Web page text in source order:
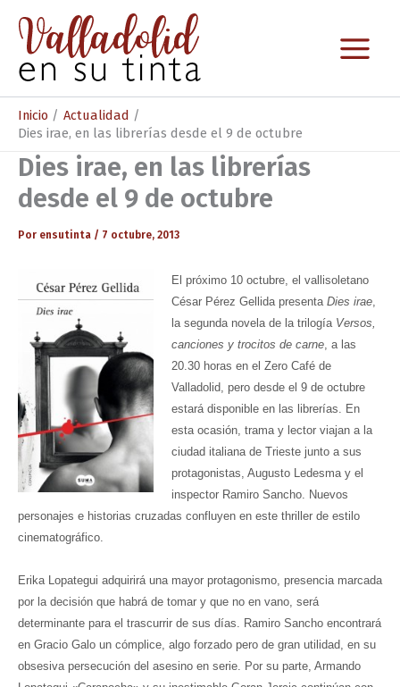
contenido
Inicio
Actualidad
Dies irae, en las librerías desde el 9 de octubre
Dies irae, en las librerías
desde el 9 de octubre
Por ensutinta / 7 octubre, 2013
El próximo 10 octubre, el vallisoletano
César Pérez Gellida presenta Dies irae,
la segunda novela de la trilogía Versos,
canciones y trocitos de carne, a las
20.30 horas en el Zero Café de
Valladolid, pero desde el 9 de octubre
estará disponible en las librerías. En
esta ocasión, trama y lector viajan a la
ciudad italiana de Trieste junto a sus
protagonistas, Augusto Ledesma y el
inspector Ramiro Sancho. Nuevos
personajes e historias cruzadas confluyen en este thriller de estilo
cinematográfico.
Erika Lopategui adquirirá una mayor protagonismo, presencia marcada
por la decisión que habrá de tomar y que no en vano, será
determinante para el trascurrir de sus días. Ramiro Sancho encontrará
en Gracio Galo un cómplice, algo forzado pero de gran utilidad, en su
obsesiva persecución del asesino en serie. Por su parte, Armando